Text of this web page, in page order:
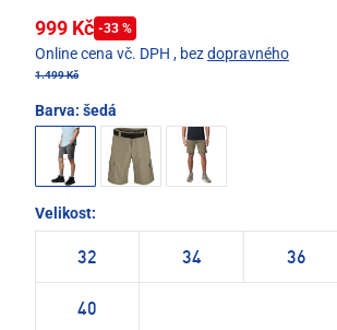
999 Kč -33 %
Online cena vč. DPH , bezdopravného
1.499 Kč
Barva: šedá
Velikost:
32 34 36
40